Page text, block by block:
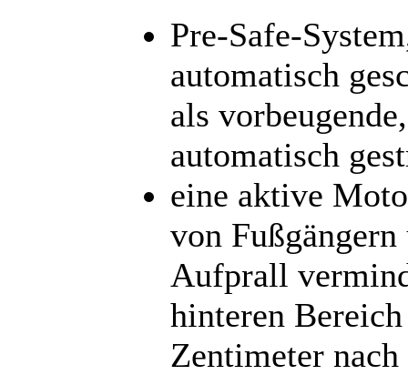
Pre-Safe-
automatisch
als
automatisch
eine aktive
von
Aufprall
hinteren
Zentimeter